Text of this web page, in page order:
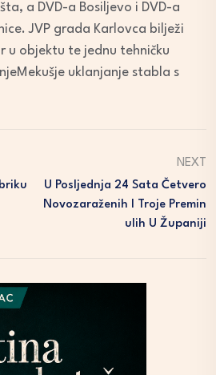
a DVD-a Bosiljevo i DVD-a
JVP grada Karlovca bilježi
u objektu te jednu tehničku
uklanjanje stabla s
NEXT
U Posljednja 24 Sata Četvero
Novozaraženih I Troje Premin
Ulih U Županiji